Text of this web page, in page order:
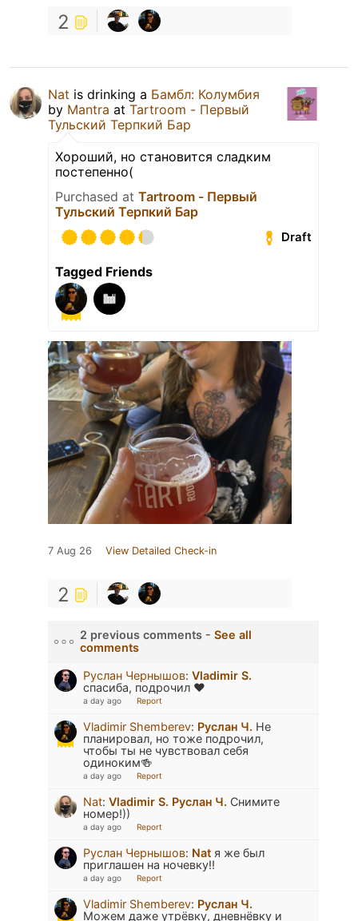
2
Nat is drinking a Бамбл: Колумбия
by Mantra at Tartroom - Первый
Тульский Терпкий Бар
Хороший, но становится сладким
постепенно(
Purchased at Tartroom - Первый
Тульский Терпкий Бар
Draft
Tagged Friends
7 Aug 26 View Detailed Check-in
2
2 previous comments - See all
comments
Руслан Чернышов: Vladimir S.
спасиба, подрочил ♥️
a day ago Report
Vladimir Shemberev: Руслан Ч. Не
планировал, но тоже подрочил,
чтобы ты не чувствовал себя
одиноким🍻
a day ago Report
Nat: Vladimir S. Руслан Ч. Снимите
номер!))
a day ago Report
Руслан Чернышов: Nat я же был
приглашен на ночевку!!
a day ago Report
Vladimir Shemberev: Руслан Ч.
Можем даже утрёвку, дневнёвку и